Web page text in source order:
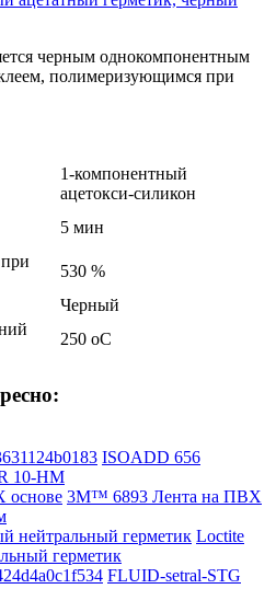
черным однокомпонентным
полимеризующимся при
1-компонентный
ацетокси-силикон
5 мин
530 %
Черный
250 оС
ISOADD 656
10-HM
3M™ 6893 Лента на ПВХ
Loctite
герметик
FLUID-setral-STG